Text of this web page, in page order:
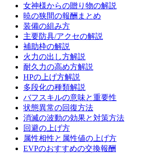
女神様からの贈り物の解説
暁の狭間の報酬まとめ
装備の組み方
主要防具/アクセの解説
補助枠の解説
火力の出し方解説
耐久力の高め方解説
HPの上げ方解説
多段化の種類解説
バフスキルの意味と重要性
状態異常の回復方法
消滅の波動の効果と対策方法
回避の上げ方
属性相性と属性値の上げ方
EVPのおすすめの交換報酬